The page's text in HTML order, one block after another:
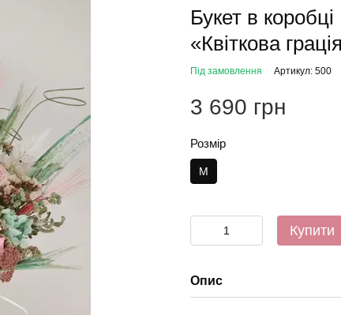
Букет в коробці
«Квіткова
Під замовлення Артикул: 500
3 690 грн
Розмір
M
Купити
Опис